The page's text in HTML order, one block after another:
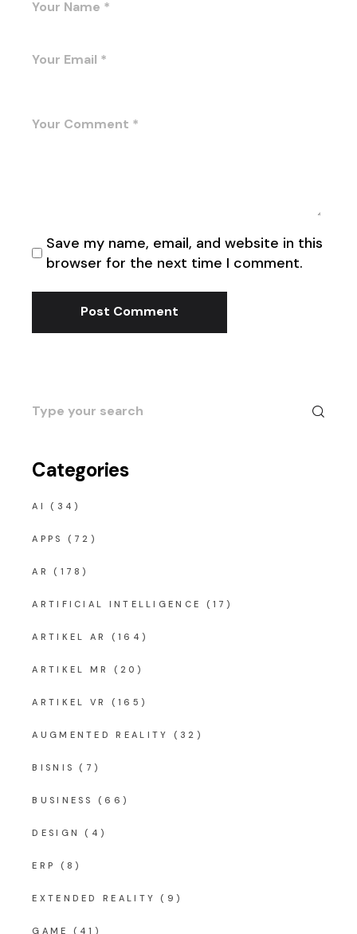
Save my name, email, and website in this
browser for the next time I comment.
Post Comment
Search
for:
Categories
AI (34)
APPS (72)
AR (178)
ARTIFICIAL INTELLIGENCE (17)
ARTIKEL AR (164)
ARTIKEL MR (20)
ARTIKEL VR (165)
AUGMENTED REALITY (32)
BISNIS (7)
BUSINESS (66)
DESIGN (4)
ERP (8)
EXTENDED REALITY (9)
GAME (41)